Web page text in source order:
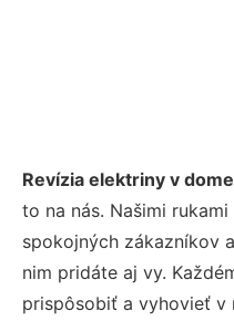
Revízia elektriny v
to na nás. Našimi
spokojných zákazníkov
nim pridáte aj vy.
prispôsobiť a vyhovieť v